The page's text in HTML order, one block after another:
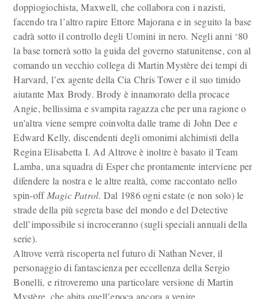
doppiogiochista, Maxwell, che collabora con i nazisti,
facendo tra l’altro rapire Ettore Majorana e in seguito la base
cadrà sotto il controllo degli Uomini in nero. Negli anni ‘80
la base tornerà sotto la guida del governo statunitense, con al
comando un vecchio collega di Martin Mystère dei tempi di
Harvard, l’ex agente della Cia Chris Tower e il suo timido
aiutante Max Brody. Brody è innamorato della procace
Angie, bellissima e svampita ragazza che per una ragione o
un'altra viene sempre coinvolta dalle trame di John Dee e
Edward Kelly, discendenti degli omonimi alchimisti della
Regina Elisabetta I. Ad Altrove è inoltre è basato il Team
Lamba, una squadra di Esper che prontamente interviene per
difendere la nostra e le altre realtà, come raccontato nello
spin-off Magic Patrol. Dal 1986 ogni estate (e non solo) le
strade della più segreta base del mondo e del Detective
dell’impossibile si incroceranno (sugli speciali annuali della
serie).
Altrove verrà riscoperta nel futuro di Nathan Never, il
personaggio di fantascienza per eccellenza della Sergio
Bonelli, e ritroveremo una particolare versione di Martin
Mystère, che abita quell’epoca ancora a venire.